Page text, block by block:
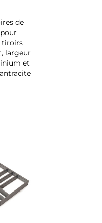
de
tiroirs
largeur
et